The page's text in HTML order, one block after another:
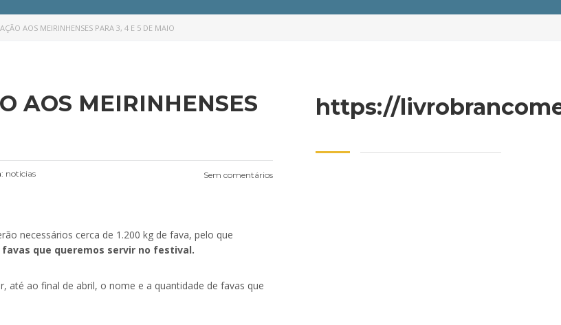
AOS MEIRINHENSES PARA 3, 4 E 5 DE MAIO
AOS MEIRINHENSES
noticias Sem comentários
necessários cerca de 1.200 kg de fava, pelo que
que queremos servir no festival.
até ao final de abril, o nome e a quantidade de favas que
https://